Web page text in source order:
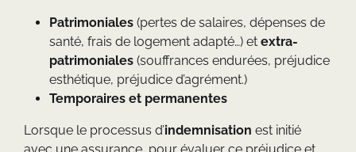
Patrimoniales (pertes de salaires, dépenses de
santé, frais de logement adapté…) et extra-
patrimoniales (souffrances endurées, préjudice
esthétique, préjudice d’agrément.)
Temporaires et permanentes
Lorsque le processus d’indemnisation est initié